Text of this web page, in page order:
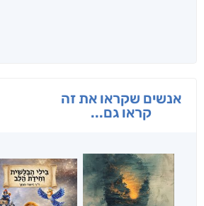
אנשים שקראו את זה
קראו גם...